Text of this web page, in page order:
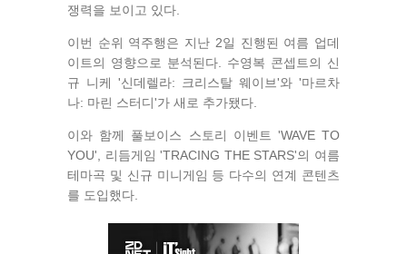
쟁력을 보이고 있다.
이번 순위 역주행은 지난 2일 진행된 여름 업데
이트의 영향으로 분석된다. 수영복 콘셉트의 신
규 니케 '신데렐라: 크리스탈 웨이브'와 '마르차
나: 마린 스터디'가 새로 추가됐다.
이와 함께 풀보이스 스토리 이벤트 'WAVE TO
YOU', 리듬게임 'TRACING THE STARS'의 여름
테마곡 및 신규 미니게임 등 다수의 연계 콘텐츠
를 도입했다.